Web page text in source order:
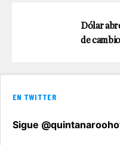
Dólar
de
EN TWITTER
Sigue